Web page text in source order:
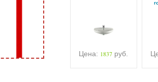
Цена: 1837 руб.